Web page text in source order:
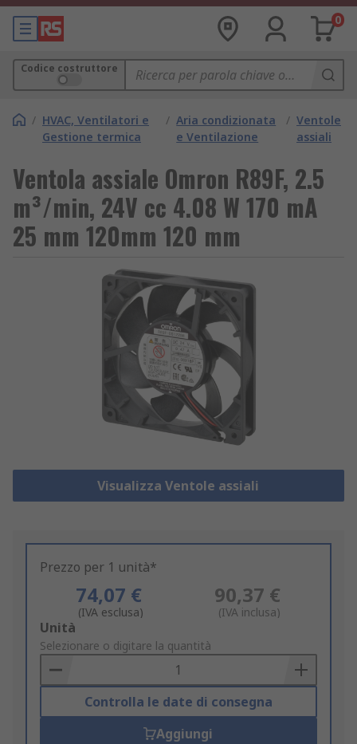
0
Codice costruttore
/ HVAC, Ventilatori e
Gestione termica
/ Aria condizionata
e Ventilazione
/ Ventole
assiali
Ventola assiale Omron R89F, 2.5
m³/min, 24V cc 4.08 W 170 mA
25 mm 120mm 120 mm
Visualizza Ventole assiali
Prezzo per 1 unità*
74,07 €
(IVA esclusa)
90,37 €
(IVA inclusa)
Add
to
Basket
Unità
Selezionare o digitare la quantità
Controlla le date di consegna
Aggiungi